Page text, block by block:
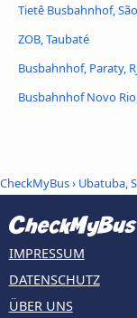
Tietê Busbahnhof,
ZOB, Taubaté
Busbahnhof, Paraty,
Busbahnhof Novo
CheckMyBus› Ubatuba,
IMPRESSUM
DATENSCHUTZ
ÜBER UNS